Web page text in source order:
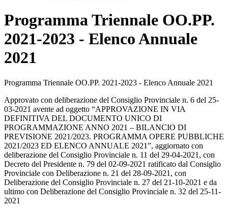
Programma Triennale OO.PP.
2021-2023 - Elenco Annuale
2021
Programma Triennale OO.PP. 2021-2023 - Elenco Annuale 2021
Approvato con deliberazione del Consiglio Provinciale n. 6 del 25-
03-2021 avente ad oggetto “APPROVAZIONE IN VIA
DEFINITIVA DEL DOCUMENTO UNICO DI
PROGRAMMAZIONE ANNO 2021 – BILANCIO DI
PREVISIONE 2021/2023. PROGRAMMA OPERE PUBBLICHE
2021/2023 ED ELENCO ANNUALE 2021”, aggiornato con
deliberazione del Consiglio Provinciale n. 11 del 29-04-2021, con
Decreto del Presidente n. 79 del 02-09-2021 ratificato dal Consiglio
Provinciale con Deliberazione n. 21 del 28-09-2021, con
Deliberazione del Consiglio Provinciale n. 27 del 21-10-2021 e da
ultimo con Deliberazione del Consiglio Provinciale n. 32 del 25-11-
2021